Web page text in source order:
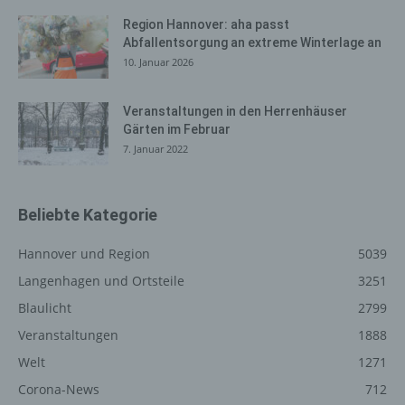
Region Hannover: aha passt
Abfallentsorgung an extreme Winterlage an
10. Januar 2026
Veranstaltungen in den Herrenhäuser
Gärten im Februar
7. Januar 2022
Beliebte Kategorie
Hannover und Region
5039
Langenhagen und Ortsteile
3251
Blaulicht
2799
Veranstaltungen
1888
Welt
1271
Corona-News
712
Verantwortlichen erforderlich. Eine Weitergabe dieser
Daten an Dritte erfolgt grundsätzlich nicht, sofern keine
gesetzliche Pflicht zur Weitergabe besteht oder die
Weitergabe der Strafverfolgung dient.
Die Registrierung der betroffenen Person unter
freiwilliger Angabe personenbezogener Daten dient dem
für die Verarbeitung Verantwortlichen dazu, der
betroffenen Person Inhalte oder Leistungen anzubieten,
Benutzern angeboten werden können. Registrierten
Registrierung angegebenen personenbezogenen Daten
Datenbestand des für die Verarbeitung Verantwortlichen
löschen zu lassen.
Der für die Verarbeitung Verantwortliche erteilt jeder
betroffenen Person jederzeit auf Anfrage Auskunft
betroffene Person gespeichert sind. Ferner berichtigt